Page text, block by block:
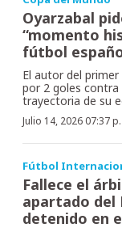
Oyarzabal
“momento
fútbol
El autor del
por 2 goles contra
trayectoria de su
Julio 14, 2026 07:37
Fútbol
Fallece el
apartado del
detenido en